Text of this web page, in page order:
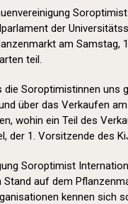
der
am Samstag,
teil.
die Soroptimistinnen uns
über das Verkaufen
wohin ein Teil des
der 1. Vorsitzende des
Soroptimist
Stand auf dem
kennen sich